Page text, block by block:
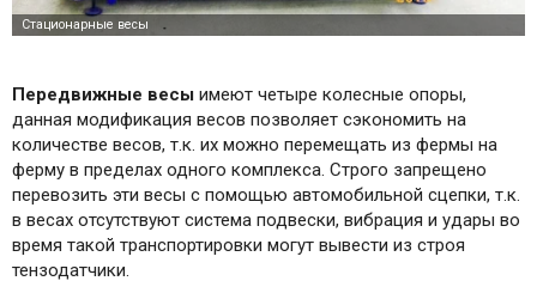
Передвижные весы имеют четыре колесные опоры,
данная модификация весов позволяет сэкономить на
количестве весов, т.к. их можно перемещать из фермы на
ферму в пределах одного комплекса. Строго запрещено
перевозить эти весы с помощью автомобильной сцепки, т.к.
в весах отсутствуют система подвески, вибрация и удары во
время такой транспортировки могут вывести из строя
тензодатчики.